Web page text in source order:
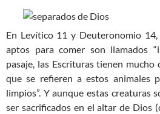
En Levítico 11 y Deuteronomio 14,
aptos para comer son llamados
pasaje, las Escrituras tienen
que se refieren a estos animales
limpios”. Y aunque estas creaturas
ser sacrificados en el altar de Dios